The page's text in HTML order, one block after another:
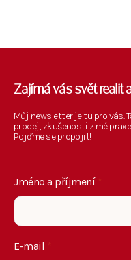
Zajímá vás svět realit
Můj newsletter je tu pro vás.
prodej, zkušenosti z mé
Pojďme se propojit!
Jméno a příjmení
E-mail